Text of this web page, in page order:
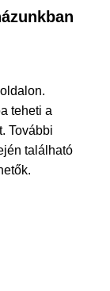
teheti a
További
található